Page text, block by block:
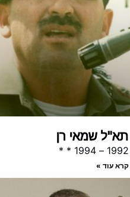
תא"ל שמאי רן
1992 – 1994 * *
קרא עוד »